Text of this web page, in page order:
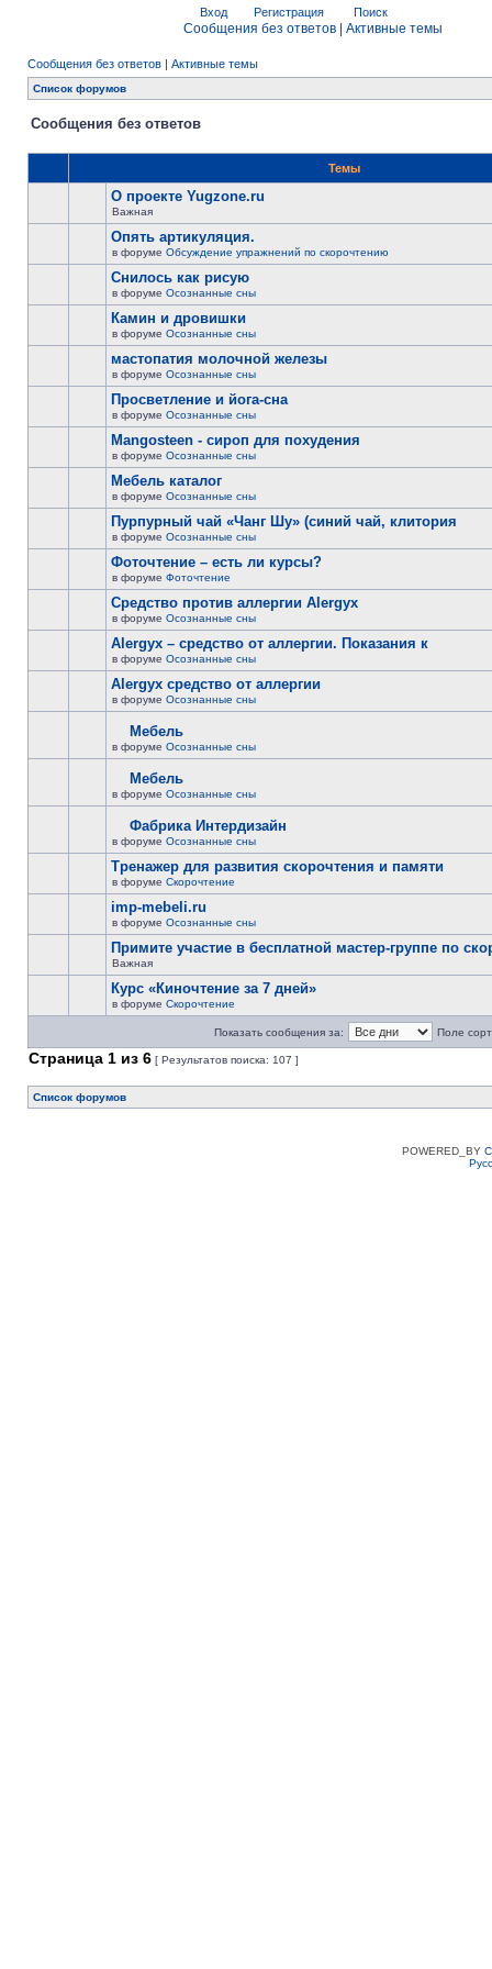
Вход Регистрация Поиск
Сообщения без ответов Активные темы
Сообщения без ответов | Активные темы
Список форумов
Сообщения без ответов
Темы
О проекте Yugzone.ru
Важная
Опять артикуляция.
в форуме Обсуждение упражнений по скорочтению
Снилось как рисую
в форуме Осознанные сны
Камин и дровишки
в форуме Осознанные сны
мастопатия молочной железы
в форуме Осознанные сны
Просветление и йога-сна
в форуме Осознанные сны
Mangosteen - сироп для похудения
в форуме Осознанные сны
Мебель каталог
в форуме Осознанные сны
Пурпурный чай «Чанг Шу» (синий чай, клитория
в форуме Осознанные сны
Фоточтение – есть ли курсы?
в форуме Фоточтение
Cредство против аллергии Alergyx
в форуме Осознанные сны
Alergyx – средство от аллергии. Показания к
в форуме Осознанные сны
Alergyx средство от аллергии
в форуме Осознанные сны
Мебель
в форуме Осознанные сны
Мебель
в форуме Осознанные сны
Фабрика Интердизайн
в форуме Осознанные сны
Тренажер для развития скорочтения и памяти
в форуме Скорочтение
imp-mebeli.ru
в форуме Осознанные сны
Примите участие в бесплатной мастер-группе по
Важная
Курс «Киночтение за 7 дней»
в форуме Скорочтение
Показать сообщения за: Поле
Страница 1 из 6 [ Результатов поиска: 107 ]
Список форумов
POWERED_BY